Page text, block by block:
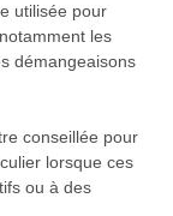
utilisée pour
les
démangeaisons
conseillée pour
lorsque ces
ou à des